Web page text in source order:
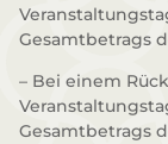
Gesamtbetrags
– Bei einem
Gesamtbetrags